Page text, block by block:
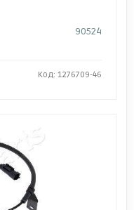
90524
Код: 1276709-46